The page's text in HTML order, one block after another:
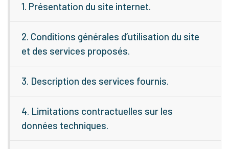
1. Présentation du site internet.
2. Conditions générales d’utilisation du site
et des services proposés.
3. Description des services fournis.
4. Limitations contractuelles sur les
données techniques.